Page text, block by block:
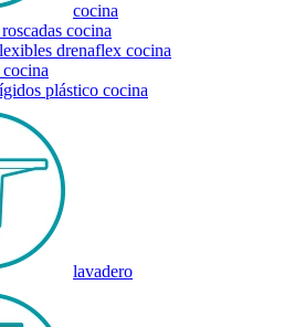
cocina
cocina
drenaflex cocina
plástico cocina
lavadero